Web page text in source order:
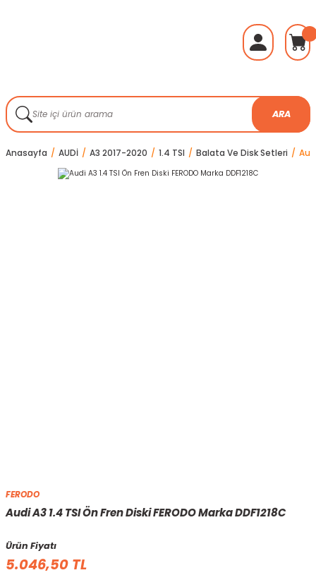
ARA
Anasayfa AUDİ A3 2017-2020 1.4 TSI Balata Ve Disk Setleri
FERODO
Audi A3 1.4 TSI Ön Fren Diski FERODO Marka DDF1218C
Ürün Fiyatı
5.046,50 TL